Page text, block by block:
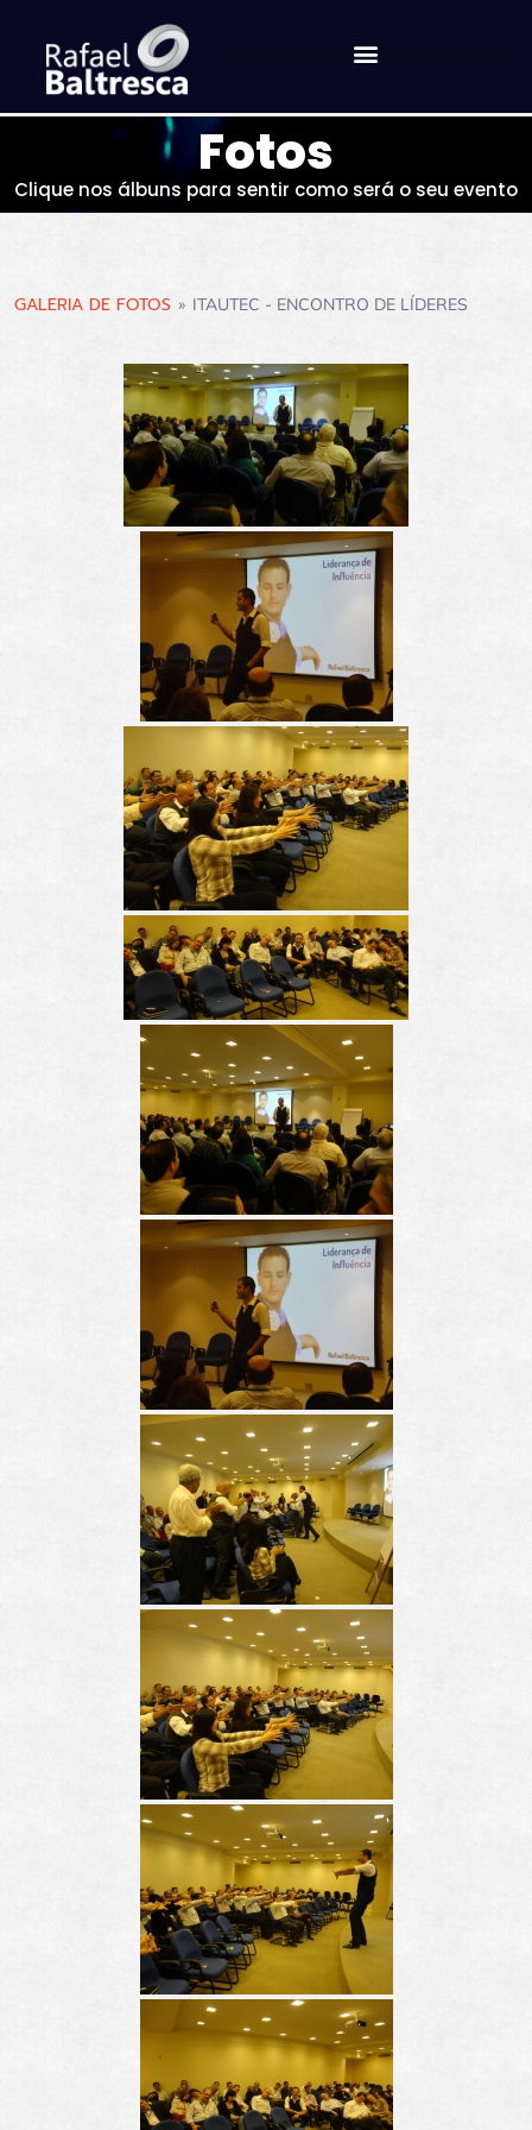
Fotos
Clique nos álbuns para sentir como será o seu evento
GALERIA DE FOTOS » ITAUTEC - ENCONTRO DE LÍDERES